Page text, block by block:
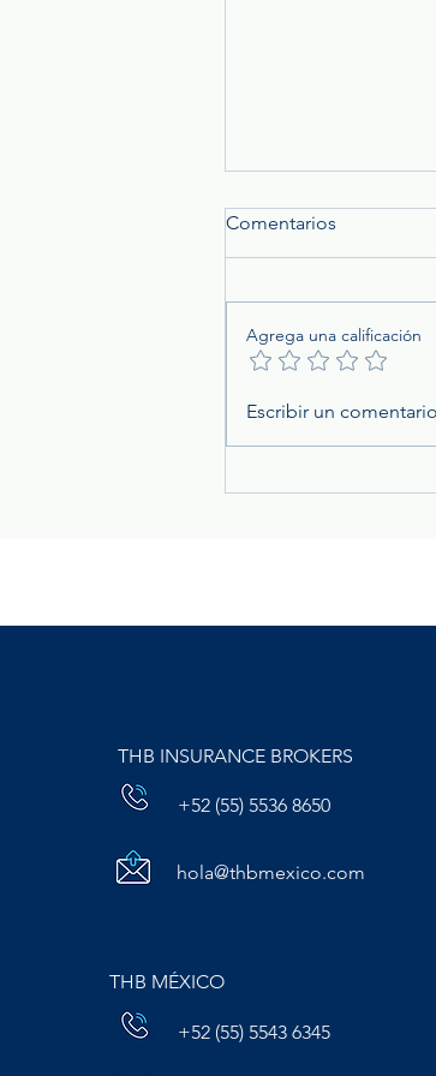
Las Aseguradoras
Significa Para Ti?
Comentarios
Agrega una calificación
Escribir un
THB INSURANCE BROKERS
+52 (55) 5536 8650
hola@thbmexico.com
THB MÉXICO
+52 (55) 5543 6345